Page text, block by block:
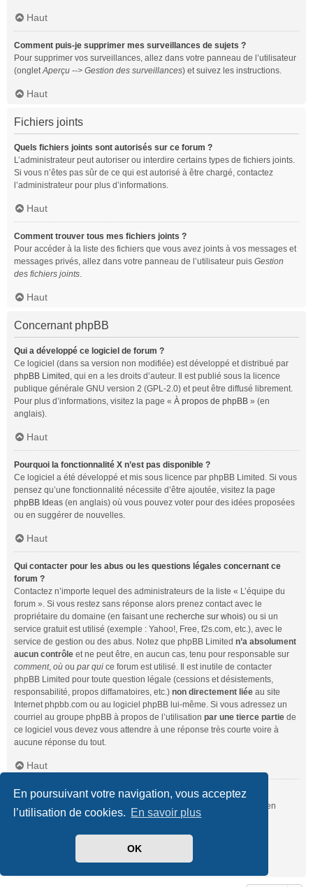
En poursuivant votre navigation, vous acceptez
l’utilisation de cookies. En savoir plus
OK
Haut
Comment puis-je supprimer mes surveillances de sujets ?
Pour supprimer vos surveillances, allez dans votre panneau de l’utilisateur
(ongletAperçu --> Gestion des surveillances) et suivez les instructions.
Haut
Fichiers joints
Quels fichiers joints sont autorisés sur ce forum ?
L’administrateur peut autoriser ou interdire certains types de fichiers joints.
Si vous n’êtes pas sûr de ce qui est autorisé à être chargé, contactez
l’administrateur pour plus d’informations.
Haut
Comment trouver tous mes fichiers joints ?
Pour accéder à la liste des fichiers que vous avez joints à vos messages et
messages privés, allez dans votre panneau de l’utilisateur puis Gestion
des fichiers joints.
Haut
Concernant phpBB
Qui a développé ce logiciel de forum ?
Ce logiciel (dans sa version non modifiée) est développé et distribué par
phpBB Limited , qui en a les droits d’auteur. Il est publié sous la licence
publique générale GNU version 2 (GPL-2.0) et peut être diffusé librement.
Pour plus d’informations, visitez la page « À propos de phpBB » (en
anglais).
Haut
Pourquoi la fonctionnalité X n’est pas disponible ?
Ce logiciel a été développé et mis sous licence par phpBB Limited. Si vous
pensez qu’une fonctionnalité nécessite d’être ajoutée, visitez la page
phpBB Ideas (en anglais) où vous pouvez voter pour des idées proposées
ou en suggérer de nouvelles.
Haut
Qui contacter pour les abus ou les questions légales concernant ce
forum ?
Contactez n’importe lequel des administrateurs de la liste « L’équipe du
forum ». Si vous restez sans réponse alors prenez contact avec le
propriétaire du domaine (en faisant une recherche sur whois) ou si un
service gratuit est utilisé (exemple : Yahoo!, Free, f2s.com, etc.), avec le
service de gestion ou des abus. Notez que phpBB Limited n’a absolument
aucun contrôle et ne peut être, en aucun cas, tenu pour responsable sur
comment, où ou par qui ce forum est utilisé. Il est inutile de contacter
phpBB Limited pour toute question légale (cessions et désistements,
responsabilité, propos diffamatoires, etc.) non directement liée au site
Internet phpbb.com ou au logiciel phpBB lui-même. Si vous adressez un
courriel au groupe phpBB à propos de l’utilisation par une tierce partie de
ce logiciel vous devez vous attendre à une réponse très courte voire à
aucune réponse du tout.
Haut
Comment puis-je contacter un administrateur du forum ?
Pour l’ensemble des utilisateurs du forum, vous pouvez utiliser le lien
« Nous contacter », si ce dernier a été activé par un administrateur.